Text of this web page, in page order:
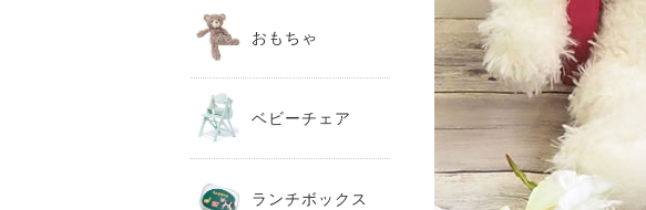
おもちゃ
ベビーチェア
ランチボックス